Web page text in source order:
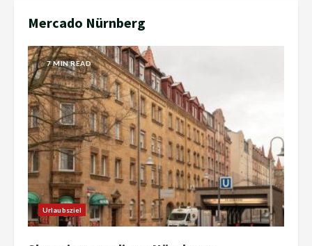
Mercado Nürnberg
7 MIN READ
Urlaubsziel